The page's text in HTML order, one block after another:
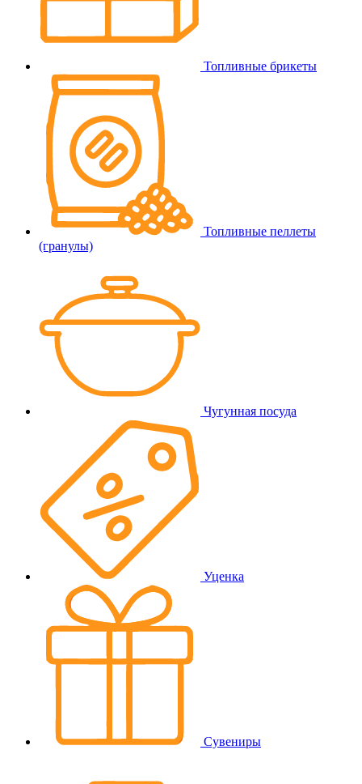
Топливные брикеты
Топливные пеллеты
(гранулы)
Чугунная посуда
Уценка
Сувениры